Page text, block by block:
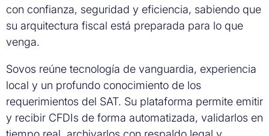
con confianza, seguridad y eficiencia, sabiendo que
su arquitectura fiscal está preparada para lo que
venga.
Sovos reúne tecnología de vanguardia, experiencia
local y un profundo conocimiento de los
requerimientos del SAT. Su plataforma permite emitir
y recibir CFDIs de forma automatizada, validarlos en